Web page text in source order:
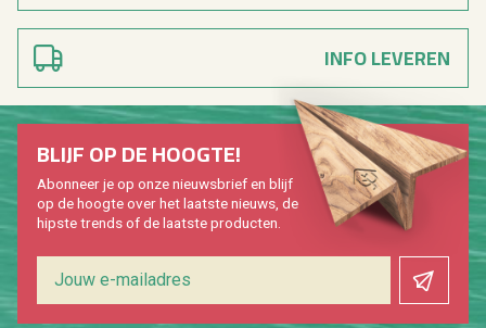
INFO LEVEREN
BLIJF OP DE HOOG­TE!
Abon­neer je op onze nieuws­brief en blijf
op de hoog­te over het laat­ste nieuws, de
hip­s­te trends of de laat­ste pro­duc­ten.